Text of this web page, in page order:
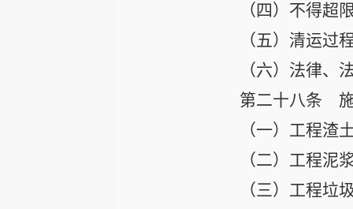
（四）不得超
（五）清运过
（六）法律、
第二十八条 施
（一）工程渣
（二）工程泥
（三）工程垃